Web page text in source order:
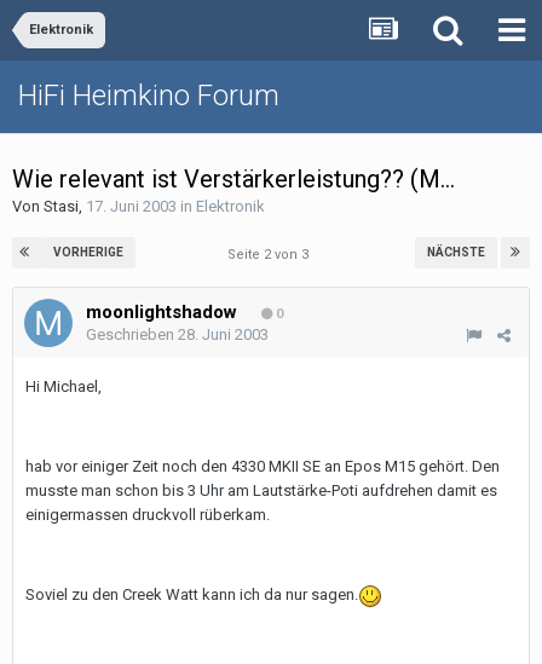
Elektronik
HiFi Heimkino Forum
Wie relevant ist Verstärkerleistung?? (M...
Von Stasi, 17. Juni 2003 in Elektronik
VORHERIGE NÄCHSTE
Seite 2 von 3
moonlightshadow 0
Geschrieben 28. Juni 2003
Hi Michael,
hab vor einiger Zeit noch den 4330 MKII SE an Epos M15 gehört. Den
musste man schon bis 3 Uhr am Lautstärke-Poti aufdrehen damit es
einigermassen druckvoll rüberkam.
Soviel zu den Creek Watt kann ich da nur sagen.